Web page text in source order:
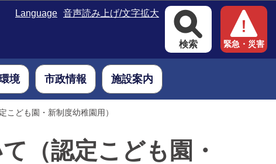
Language 音声読み上げ/文字拡大
検索 緊急・災害
境 市政情報 施設案内
こども園・新制度幼稚園用）
（認定こども園・